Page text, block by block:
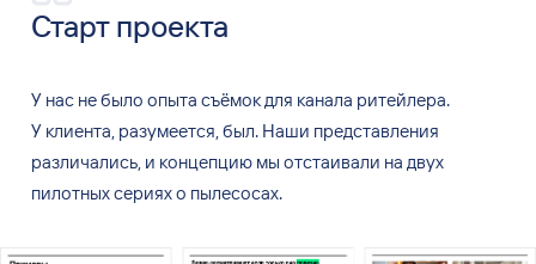
Старт проекта
У нас небыло опыта съёмок для канала ритейлера.
У клиента, разумеется, был. Наши представления
различались, и концепцию мы отстаивали на двух
пилотных сериях о пылесосах.